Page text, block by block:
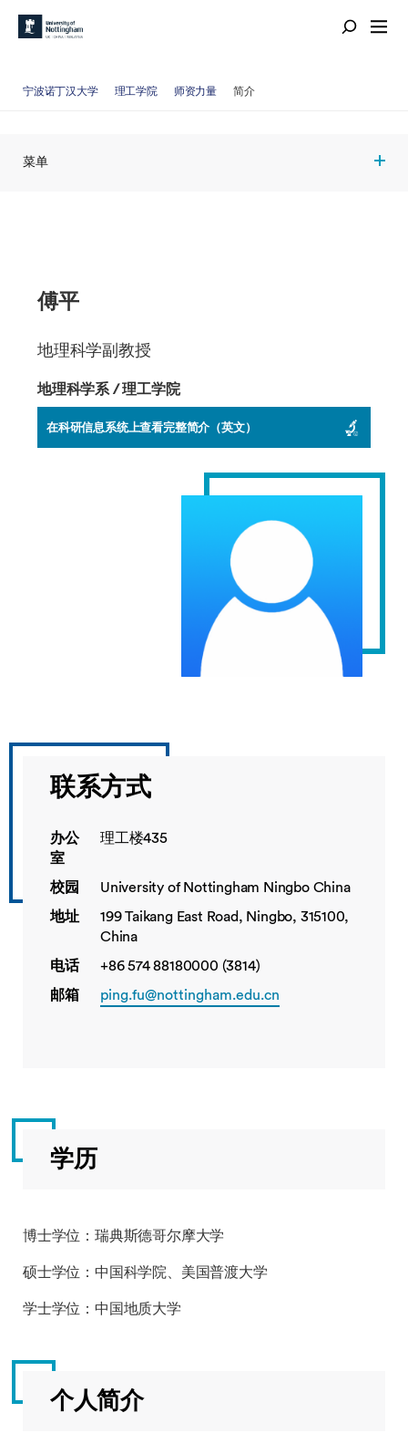
宁波诺丁汉大学 理工学院 师资力量 简介
菜单
傅平
地理科学副教授
地理科学系 / 理工学院
在科研信息系统上查看完整简介（英文）
联系方式
办公
室
理工楼435
校园
University of Nottingham Ningbo China
地址
199 Taikang East Road, Ningbo, 315100,
China
电话
+86 574 88180000 (3814)
邮箱
ping.fu@nottingham.edu.cn
学历
博士学位：瑞典斯德哥尔摩大学
硕士学位：中国科学院、美国普渡大学
学士学位：中国地质大学
个人简介